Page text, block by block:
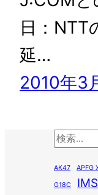
日：NTT
延…
2010年3
検
AK47 APFG
G18C IMS